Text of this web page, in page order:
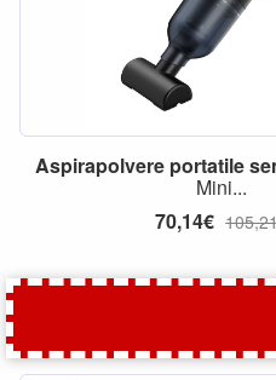
Aspirapolvere portatile
Mini...
70,14€